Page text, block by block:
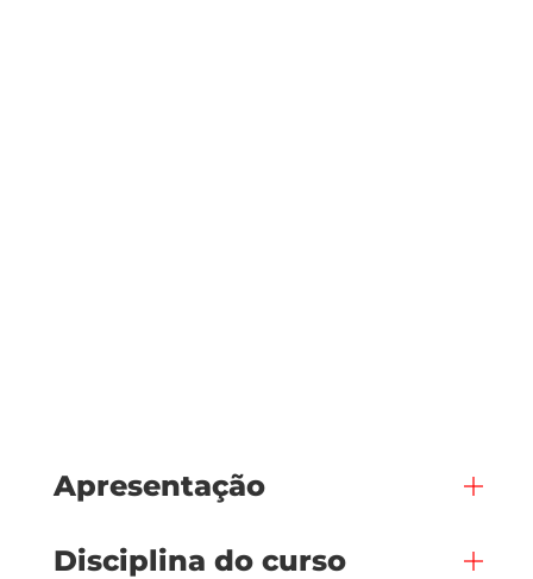
Apresentação
Disciplina do curso